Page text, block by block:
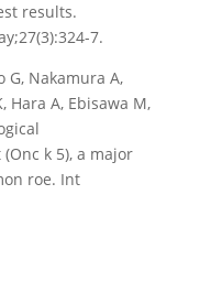
results.
7.
G, Nakamura A,
Hara A, Ebisawa M,
k 5), a major
roe. Int